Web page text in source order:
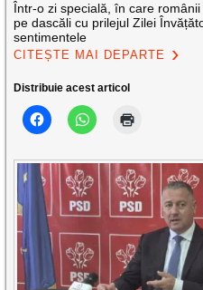
Într-o zi specială, în care
pe dascăli cu prilejul Zilei
sentimentele
CITEȘTE MAI DEPARTE
Distribuie acest articol